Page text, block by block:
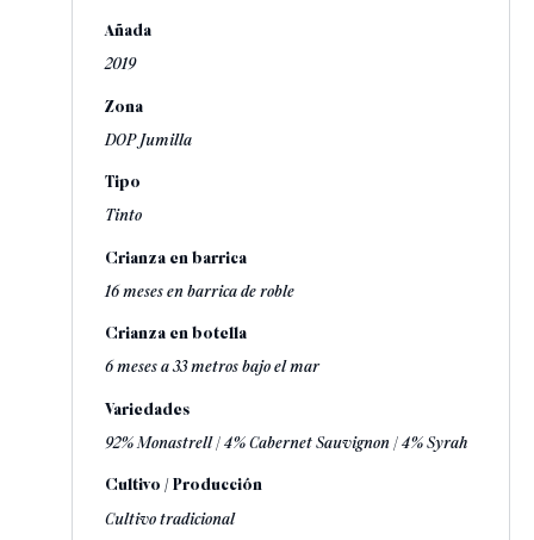
Añada
2019
Zona
DOP Jumilla
Tipo
Tinto
Crianza en barrica
16 meses en barrica de roble
Crianza en botella
6 meses a 33 metros bajo el mar
Variedades
92% Monastrell / 4% Cabernet Sauvignon / 4% Syrah
Cultivo / Producción
Cultivo tradicional